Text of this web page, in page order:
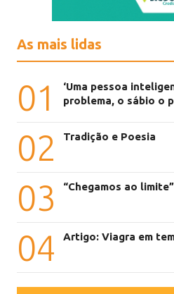
As mais lidas
01
‘Uma pessoa
problema, o sábio o
02 Tradição e Poesia
03 “Chegamos ao limite”
04 Artigo: Viagra em